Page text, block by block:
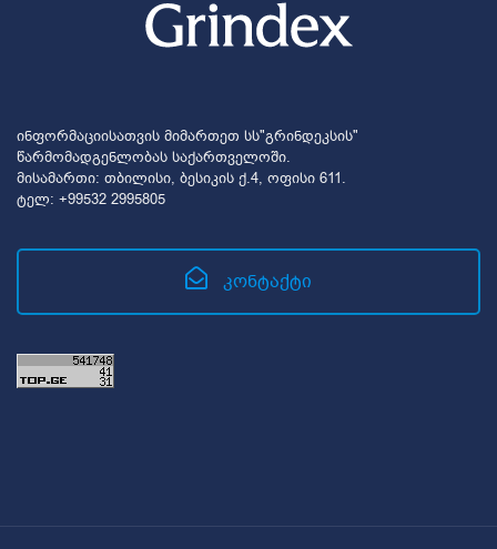
ინფორმაციისათვის მიმართეთ სს"გრინდეკსის"
წარმომადგენლობას საქართველოში.
მისამართი: თბილისი, ბესიკის ქ.4, ოფისი 611.
ტელ: +99532 2995805
კონტაქტი